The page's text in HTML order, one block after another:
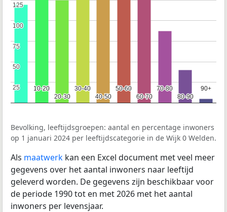
10-20
10-20
20-30
20-30
30-40
30-40
40-50
40-50
50-60
50-60
60-70
60-70
70-80
70-80
80-90
80-90
90+
90+
25
25
50
50
75
75
100
100
125
125
Bevolking, leeftijdsgroepen: aantal en percentage inwoners
op 1 januari 2024 per leeftijdscategorie in de Wijk 0 Welden.
Als maatwerk kan een Excel document met veel meer
gegevens over het aantal inwoners naar leeftijd
geleverd worden. De gegevens zijn beschikbaar voor
de periode 1990 tot en met 2026 met het aantal
inwoners per levensjaar.